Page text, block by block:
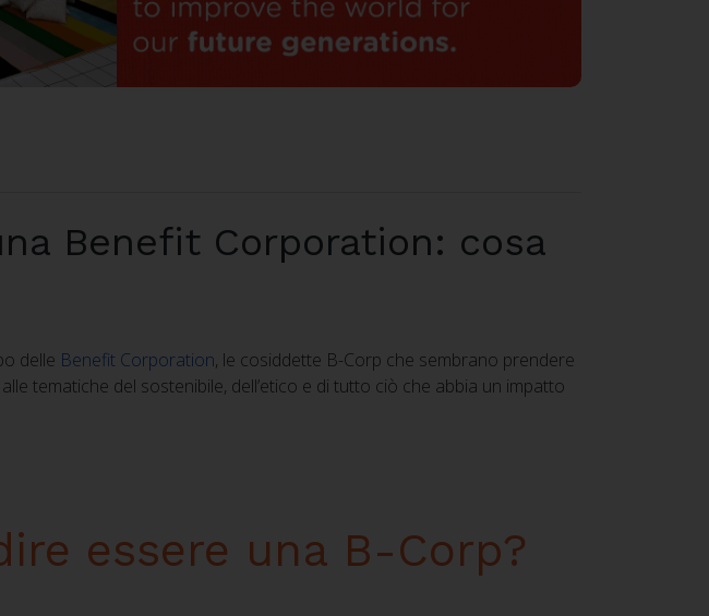
Benefit Corporation: cosa
delle Benefit Corporation, le cosiddette B-Corp che sembrano prendere
tematiche del sostenibile, dell’etico e di tutto ciò che abbia un impatto
essere una B-Corp?